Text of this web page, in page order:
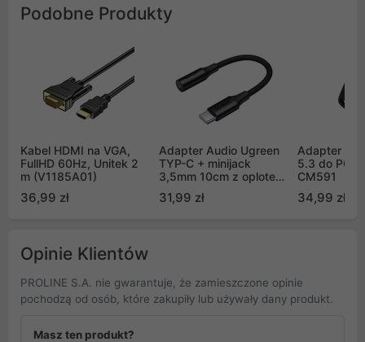
Podobne Produkty
Kabel HDMI na VGA,
FullHD 60Hz, Unitek 2
m (V1185A01)
36,99 zł
Adapter Audio Ugreen
TYP-C + minijack
3,5mm 10cm z oplotem
31,99 zł
Adapter
5.3 do PC
CM591
34,99 zł
Opinie Klientów
PROLINE S.A. nie gwarantuje, że zamieszczone opinie
pochodzą od osób, które zakupiły lub używały dany produkt.
Masz ten produkt?